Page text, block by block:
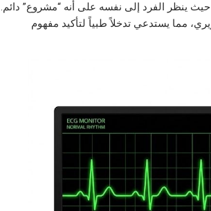
ينظر الفرد إلى نفسه على أنه “مشروع” دائم.
مما يستدعي تدخلاً طبياً لتأكيد مفهوم